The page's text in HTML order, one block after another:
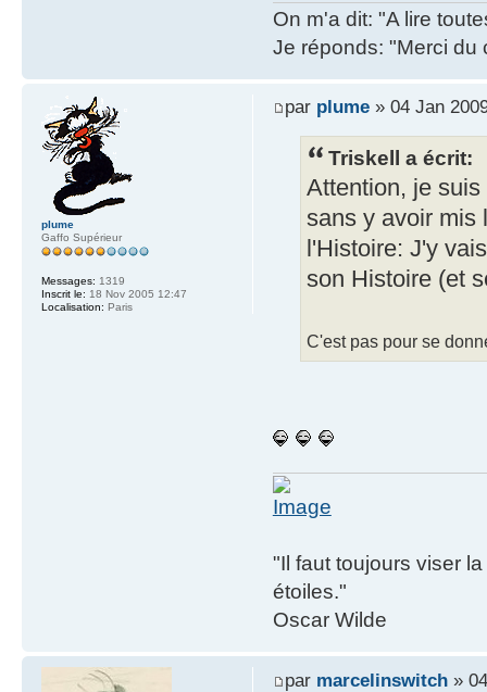
On m'a dit: "A lire
Je réponds: "Merci du
par plume» 04 Jan
Triskell a écrit:
Attention, je
sans y avoir mis
l'Histoire: J'y
son Histoire (et
C'est pas pour se
"Il faut toujours viser
étoiles."
Oscar Wilde
plume
Gaffo Supérieur
Messages: 1319
Inscrit le: 18 Nov 2005 12:47
Localisation: Paris
par marcelinswitch»